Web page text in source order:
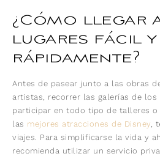
¿Cómo llegar
lugares fácil y
rápidamente?
Antes de pasear junto a las obras
artistas, recorrer las galerías de los
participar en todo tipo de talleres
las mejores atracciones de Disney,
viajes. Para simplificarse la vida y
recomienda utilizar un servicio